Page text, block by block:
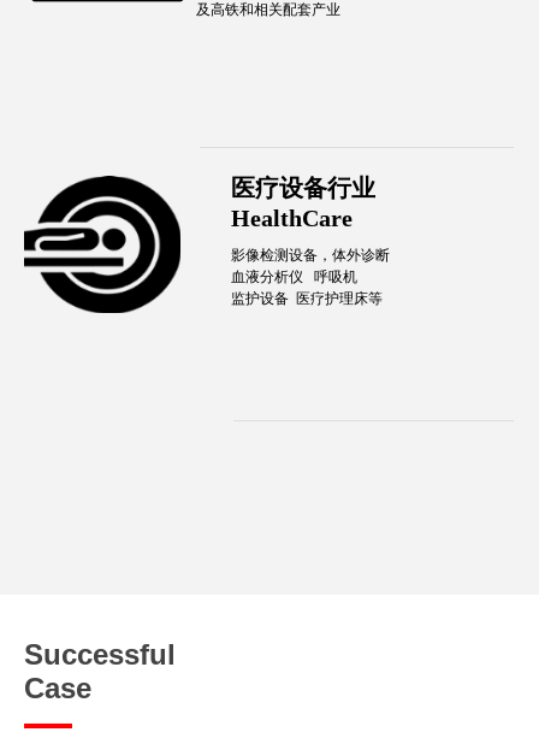
及高铁和相关配套产业
医疗设备行业
HealthCare
影像检测设备， 体外诊断
血液分析仪 呼吸机
​​​​​​​监护设备 ​​​​​​​ 医疗护理床等
Successful
Case